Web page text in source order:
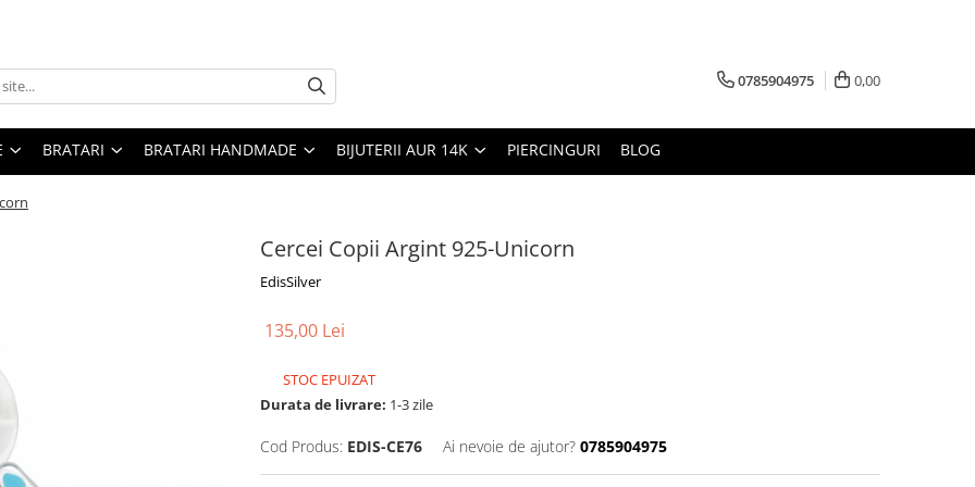
0785904975 0,00
BRATARI BRATARI HANDMADE BIJUTERII AUR 14K PIERCINGURI BLOG
Cercei Copii Argint 925-Unicorn
EdisSilver
135,00 Lei
STOC EPUIZAT
Durata de livrare: 1-3 zile
Cod Produs: EDIS-CE76 Ai nevoie de ajutor? 0785904975